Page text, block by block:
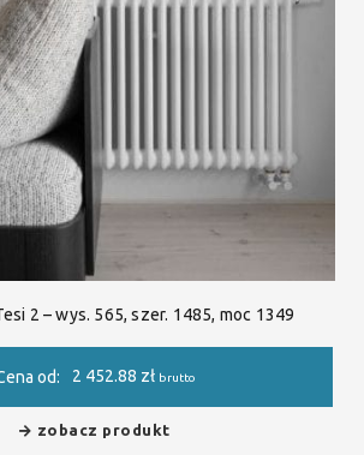
2 – wys. 565, szer. 1485, moc 1349
od: 2 452.88 zł brutto
zobacz produkt